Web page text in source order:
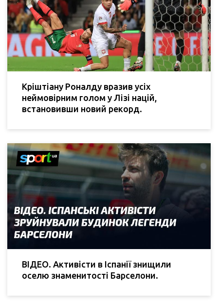
Кріштіану Роналду вразив усіх
неймовірним голом у Лізі націй,
встановивши новий рекорд.
ВІДЕО. Активісти в Іспанії знищили
оселю знаменитості Барселони.